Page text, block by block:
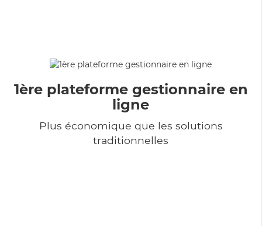
1ère plateforme gestionnaire en
ligne
Plus économique que les solutions
traditionnelles